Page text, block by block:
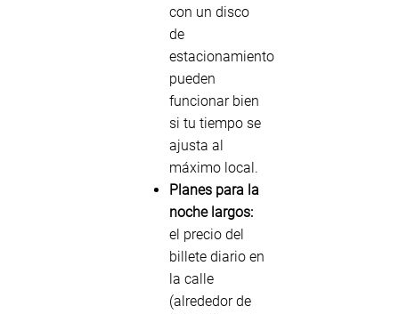
con un disco
de
estacionamiento
pueden
funcionar bien
si tu tiempo se
ajusta al
máximo local.
Planes para la
noche largos:
el precio del
billete diario en
la calle
(alrededor de